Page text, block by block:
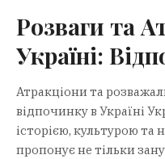
Розваги та
Україні:
Атракціони та
відпочинку в Україні
історією, культурою
пропонує не тільки